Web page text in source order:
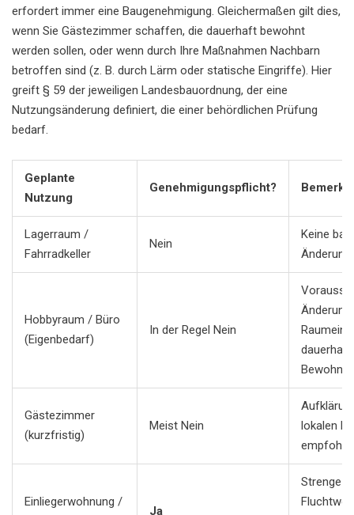
erfordert immer eine Baugenehmigung. Gleichermaßen gilt dies,
wenn Sie Gästezimmer schaffen, die dauerhaft bewohnt
werden sollen, oder wenn durch Ihre Maßnahmen Nachbarn
betroffen sind (z. B. durch Lärm oder statische Eingriffe). Hier
greift § 59 der jeweiligen Landesbauordnung, der eine
Nutzungsänderung definiert, die einer behördlichen Prüfung
bedarf.
Geplante
Nutzung
Genehmigungspflicht?
Lagerraum /
Fahrradkeller
Nein
Keine
Hobbyraum / Büro
(Eigenbedarf)
In der Regel Nein
Änderung
Gästezimmer
(kurzfristig)
Meist Nein
lokalen
Einliegerwohnung /
Ja
Strenge